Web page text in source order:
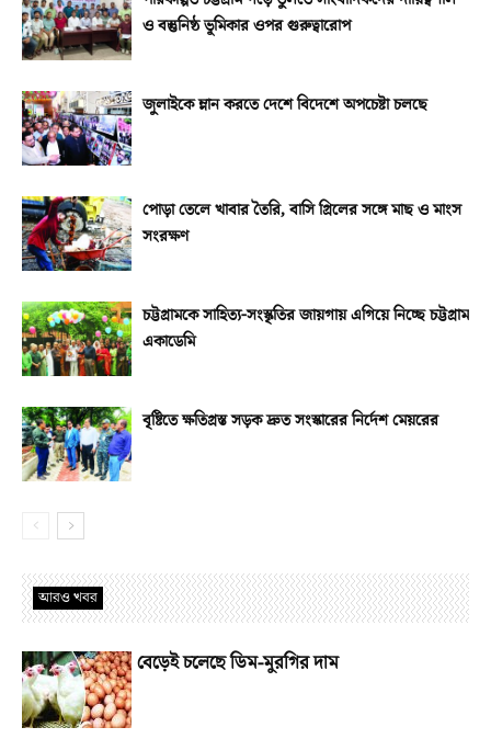
ও বস্তুনিষ্ঠ ভূমিকার ওপর গুরুত্বারোপ
জুলাইকে ম্লান করতে দেশে বিদেশে অপচেষ্টা চলছে
পোড়া তেলে খাবার তৈরি, বাসি গ্রিলের সঙ্গে মাছ ও মাংস
সংরক্ষণ
চট্টগ্রামকে সাহিত্য-সংস্কৃতির জায়গায় এগিয়ে নিচ্ছে চট্টগ্রাম
একাডেমি
বৃষ্টিতে ক্ষতিগ্রস্ত সড়ক দ্রুত সংস্কারের নির্দেশ মেয়রের
আরও খবর
বেড়েই চলেছে ডিম-মুরগির দাম